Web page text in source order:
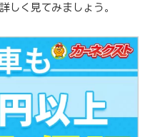
しく見てみましょう。